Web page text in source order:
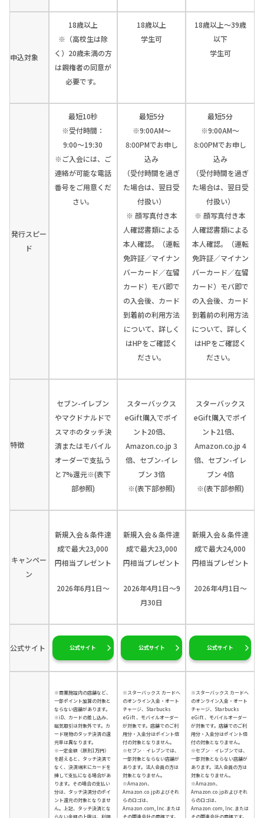
申込対象
18歳以上
※（高校生は除
く）20歳未満の方
は親権者の同意が
必要です。
18歳以上
学生可
18歳以上～39歳
以下
学生可
発行スピー
ド
最短10秒
※受付時間：
9:00〜19:30
※ご入会には、ご
連絡が可能な電話
番号をご用意くだ
さい。
最短5分
※9:00AM～
8:00PMでお申し
込み
（受付時間を過ぎ
た場合は、翌日受
付扱い）
※ 顔写真付き本
人確認書類による
本人確認。（運転
免許証／マイナン
バーカード／在留
カード）モバ即で
の入会後、カード
到着前の利用方法
について、詳しく
はHPをご確認く
ださい。
最短5分
※9:00AM～
8:00PMでお申し
込み
（受付時間を過ぎ
た場合は、翌日受
付扱い）
※ 顔写真付き本
人確認書類による
本人確認。（運転
免許証／マイナン
バーカード／在留
カード）モバ即で
の入会後、カード
到着前の利用方法
について、詳しく
はHPをご確認く
ださい。
特徴
セブン-イレブン
やマクドナルドで
スマホのタッチ決
済またはモバイル
オーダーで支払う
と7%還元※(表下
部参照)
スターバックス
eGift購入でポイ
ント20倍、
Amazon.co.jp 3
倍、セブン-イレ
ブン 3倍
※(表下部参照)
スターバックス
eGift購入でポイ
ント21倍、
Amazon.co.jp 4
倍、セブン-イレ
ブン 4倍
※(表下部参照)
キャンペー
ン
新規入会＆条件達
成で最大23,000
円相当プレゼント
2026年6月1日～
新規入会＆条件達
成で最大23,000
円相当プレゼント
2026年4月1日～9
月30日
新規入会＆条件達
成で最大24,000
円相当プレゼント
2026年4月1日～
公式サイト 公式サイト 公式サイト 公式サイト
※商業施設内の店舗など、
一部ポイント加算の対象と
ならない店舗があります。
※iD、カードの差し込み、
磁気取引は対象外です。カ
ード現物のタッチ決済の還
元率は異なります。
※一定金額（原則1万円）
を超えると、タッチ決済で
なく、決済端末にカードを
挿して支払になる場合があ
ります。その場合の支払い
分は、タッチ決済分のポイ
ント還元の対象となりませ
ん。上記、タッチ決済とな
らない金額の上限は、利用
※スターバックス カードへ
のオンライン入金・オート
チャージ、Starbucks
eGift 、モバイルオーダー
が対象です。店舗でのご利
用分・入金分はポイント倍
付の対象となりません。
※セブン‐イレブンでは、
一部対象とならない店舗が
あります。法人会員の方は
対象となりません。
※Amazon、
Amazon.co.jpおよびそれ
らのロゴは、
Amazon.com, Inc.または
その関連会社の商標です。
※スターバックス カードへ
のオンライン入金・オート
チャージ、Starbucks
eGift 、モバイルオーダー
が対象です。店舗でのご利
用分・入金分はポイント倍
付の対象となりません。
※セブン‐イレブンでは、
一部対象とならない店舗が
あります。法人会員の方は
対象となりません。
※Amazon、
Amazon.co.jpおよびそれ
らのロゴは、
Amazon.com, Inc.または
その関連会社の商標です。